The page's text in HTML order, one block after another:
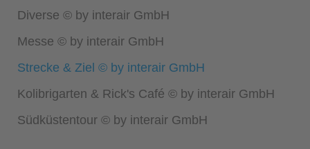
Diverse © by interair GmbH
Messe © by interair GmbH
Strecke & Ziel © by interair GmbH
Kolibrigarten & Rick's Café © by interair GmbH
Südküstentour © by interair GmbH